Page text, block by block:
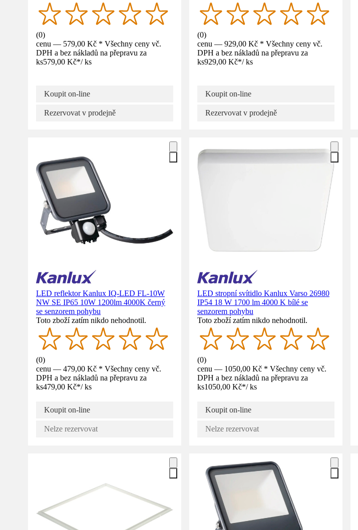
(0)
cenu — 579,00 Kč * Všechny ceny vč.
DPH a bez nákladů na přepravu za
ks579,00 Kč*/ ks
Koupit on-line
Rezervovat v prodejně
(0)
cenu — 929,00 Kč * Všechny ceny vč.
DPH a bez nákladů na přepravu za
ks929,00 Kč*/ ks
Koupit on-line
Rezervovat v prodejně
LED reflektor Kanlux IQ-LED FL-10W
NW SE IP65 10W 1200lm 4000K černý
se senzorem pohybu
Toto zboží zatím nikdo nehodnotil.
(0)
cenu — 479,00 Kč * Všechny ceny vč.
DPH a bez nákladů na přepravu za
ks479,00 Kč*/ ks
Koupit on-line
Nelze rezervovat
LED stropní svítidlo Kanlux Varso 26980
IP54 18 W 1700 lm 4000 K bílé se
senzorem pohybu
Toto zboží zatím nikdo nehodnotil.
(0)
cenu — 1050,00 Kč * Všechny ceny vč.
DPH a bez nákladů na přepravu za
ks1050,00 Kč*/ ks
Koupit on-line
Nelze rezervovat